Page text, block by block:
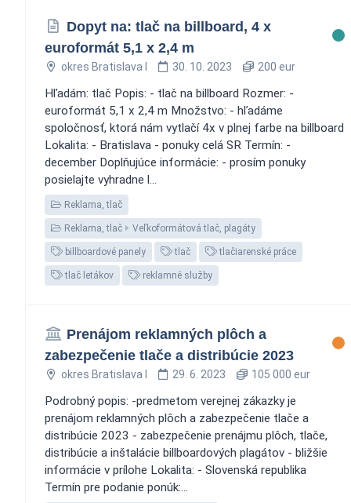
Dopyt na: tlač na billboard, 4 x
euroformát 5,1 x 2,4 m
okres Bratislava I 30. 10. 2023 200 eur
Hľadám: tlač Popis: - tlač na billboard Rozmer: -
euroformát 5,1 x 2,4 m Množstvo: - hľadáme
spoločnosť, ktorá nám vytlačí 4x v plnej farbe na billboard
Lokalita: - Bratislava - ponuky celá SR Termín: -
december Doplňujúce informácie: - prosím ponuky
posielajte vyhradne l...
Reklama, tlač
Reklama, tlač Veľkoformátová tlač, plagáty
billboardové panely tlač tlačiarenské práce
tlač letákov reklamné služby
Prenájom reklamných plôch a
zabezpečenie tlače a distribúcie 2023
okres Bratislava I 29. 6. 2023 105 000 eur
Podrobný popis: -predmetom verejnej zákazky je
prenájom reklamných plôch a zabezpečenie tlače a
distribúcie 2023 - zabezpečenie prenájmu plôch, tlače,
distribúcie a inštalácie billboardových plagátov - bližšie
informácie v prílohe Lokalita: - Slovenská republika
Termín pre podanie ponúk:...